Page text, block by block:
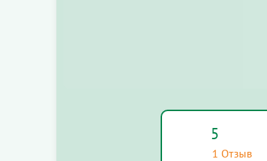
5
1 Отзыв